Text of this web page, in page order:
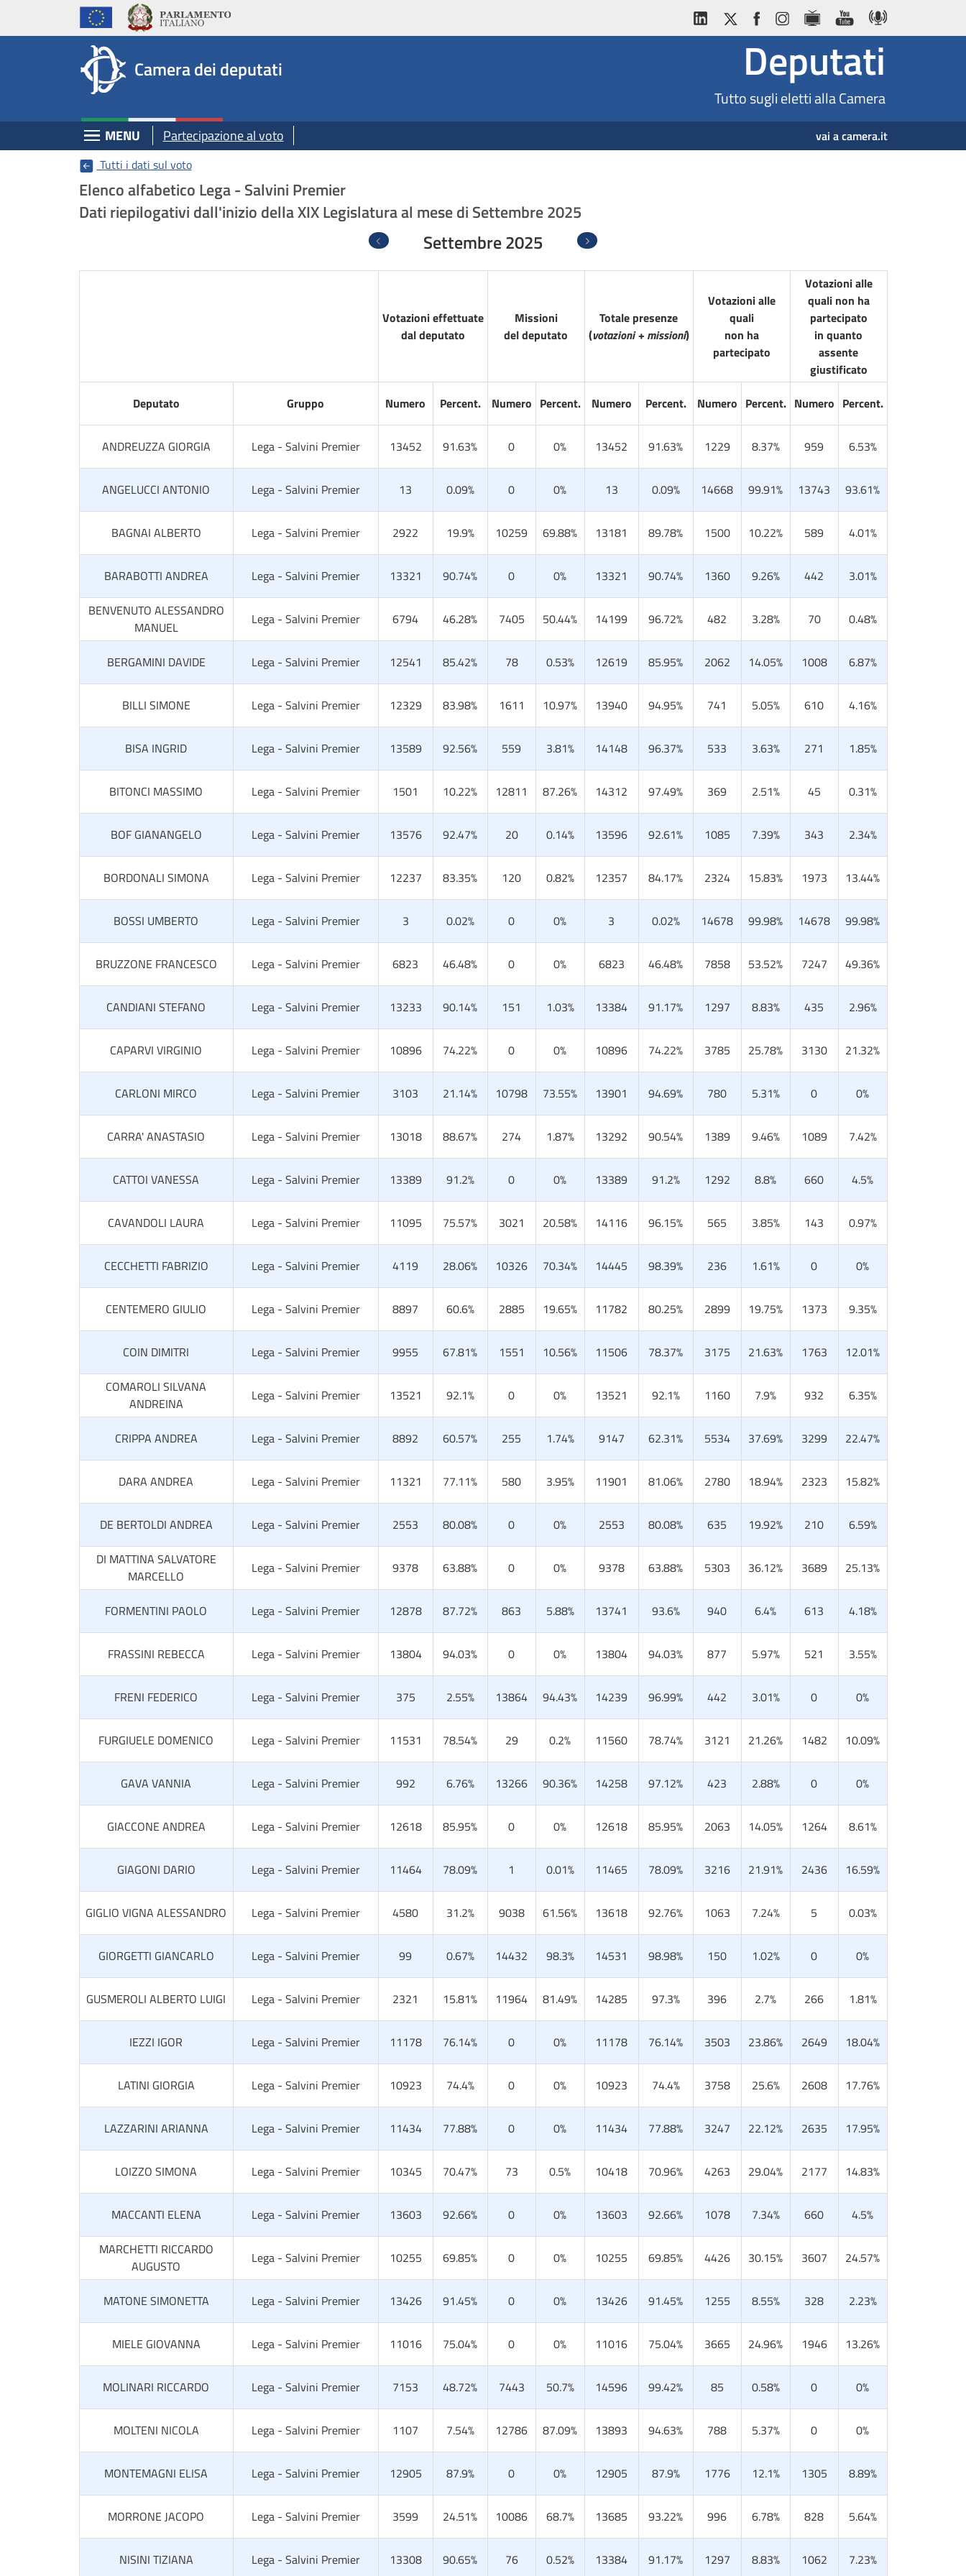
Deputati, Camera dei Deputati -
Salta al contenuto principale
Salta al menu di navigazione
Camera dei deputati Deputati
Tutto sugli eletti alla Camera
MENU
EspandiPartecipazione al voto
vai a camera.it
Tutti i dati sul voto
Elenco alfabetico Lega - Salvini Premier
Dati riepilogativi dall'inizio della XIX Legislatura al mese di Settembre 2025
Precedente Settembre 2025 Successivo
Votazioni effettuate
dal deputato
Missioni
del deputato
Totale presenze
(votazioni + missioni)
Votazioni alle
quali
non ha
partecipato
Votazioni alle
quali non ha
partecipato
in quanto
assente
giustificato
Deputato
Gruppo Numero Percent. Numero Percent. Numero Percent. Numero Percent. Numero Percent.
ANDREUZZA GIORGIA Lega - Salvini Premier 13452 91.63% 0 0% 13452 91.63% 1229 8.37% 959 6.53%
ANGELUCCI ANTONIO Lega - Salvini Premier 13 0.09% 0 0% 13 0.09% 14668 99.91% 13743 93.61%
BAGNAI ALBERTO Lega - Salvini Premier 2922 19.9% 10259 69.88% 13181 89.78% 1500 10.22% 589 4.01%
BARABOTTI ANDREA Lega - Salvini Premier 13321 90.74% 0 0% 13321 90.74% 1360 9.26% 442
3.01%
BENVENUTO ALESSANDRO
MANUEL
Lega - Salvini Premier 6794 46.28% 7405 50.44% 14199 96.72% 482 3.28% 70 0.48%
BERGAMINI DAVIDE Lega - Salvini Premier 12541 85.42% 78 0.53% 12619 85.95% 2062 14.05% 1008 6.87%
BILLI SIMONE Lega - Salvini Premier 12329 83.98% 1611 10.97% 13940 94.95% 741 5.05% 610 4.16%
BISA INGRID Lega - Salvini Premier 13589 92.56% 559 3.81% 14148 96.37% 533 3.63% 271 1.85%
BITONCI MASSIMO Lega - Salvini Premier 1501 10.22% 12811 87.26% 14312 97.49% 369 2.51% 45 0.31%
BOF GIANANGELO Lega - Salvini Premier 13576 92.47% 20 0.14% 13596 92.61% 1085 7.39% 343 2.34%
BORDONALI SIMONA Lega - Salvini Premier 12237 83.35% 120 0.82% 12357 84.17% 2324 15.83% 1973 13.44%
BOSSI UMBERTO Lega - Salvini Premier 3 0.02% 0 0% 3 0.02% 14678 99.98% 14678 99.98%
BRUZZONE FRANCESCO Lega - Salvini Premier 6823 46.48% 0 0% 6823 46.48% 7858 53.52% 7247 49.36%
CANDIANI STEFANO Lega - Salvini Premier 13233 90.14% 151 1.03% 13384 91.17% 1297 8.83% 435 2.96%
CAPARVI VIRGINIO Lega - Salvini Premier 10896 74.22% 0 0% 10896 74.22% 3785 25.78% 3130 21.32%
CARLONI MIRCO Lega - Salvini Premier 3103 21.14% 10798 73.55% 13901 94.69% 780 5.31% 0 0%
CARRA' ANASTASIO Lega - Salvini Premier 13018 88.67% 274 1.87% 13292 90.54% 1389 9.46% 1089 7.42%
CATTOI VANESSA Lega - Salvini Premier 13389 91.2% 0 0% 13389 91.2% 1292 8.8% 660 4.5%
CAVANDOLI LAURA Lega - Salvini Premier 11095 75.57% 3021 20.58% 14116 96.15% 565 3.85% 143 0.97%
CECCHETTI FABRIZIO Lega - Salvini Premier 4119 28.06% 10326 70.34% 14445 98.39% 236 1.61% 0 0%
CENTEMERO GIULIO Lega - Salvini Premier 8897 60.6% 2885 19.65% 11782 80.25% 2899 19.75% 1373 9.35%
COIN DIMITRI Lega - Salvini Premier 9955 67.81% 1551 10.56% 11506 78.37% 3175 21.63% 1763
12.01%
COMAROLI SILVANA
ANDREINA
Lega - Salvini Premier 13521 92.1% 0 0% 13521 92.1% 1160 7.9% 932 6.35%
CRIPPA ANDREA Lega - Salvini Premier 8892 60.57% 255 1.74% 9147 62.31% 5534 37.69% 3299 22.47%
DARA ANDREA Lega - Salvini Premier 11321 77.11% 580 3.95% 11901 81.06% 2780 18.94% 2323 15.82%
DE BERTOLDI ANDREA Lega - Salvini Premier 2553 80.08% 0 0% 2553 80.08% 635 19.92% 210
6.59%
DI MATTINA SALVATORE
MARCELLO
Lega - Salvini Premier 9378 63.88% 0 0% 9378 63.88% 5303 36.12% 3689 25.13%
FORMENTINI PAOLO Lega - Salvini Premier 12878 87.72% 863 5.88% 13741 93.6% 940 6.4% 613 4.18%
FRASSINI REBECCA Lega - Salvini Premier 13804 94.03% 0 0% 13804 94.03% 877 5.97% 521 3.55%
FRENI FEDERICO Lega - Salvini Premier 375 2.55% 13864 94.43% 14239 96.99% 442 3.01% 0 0%
FURGIUELE DOMENICO Lega - Salvini Premier 11531 78.54% 29 0.2% 11560 78.74% 3121 21.26% 1482 10.09%
GAVA VANNIA Lega - Salvini Premier 992 6.76% 13266 90.36% 14258 97.12% 423 2.88% 0 0%
GIACCONE ANDREA Lega - Salvini Premier 12618 85.95% 0 0% 12618 85.95% 2063 14.05% 1264 8.61%
GIAGONI DARIO Lega - Salvini Premier 11464 78.09% 1 0.01% 11465 78.09% 3216 21.91% 2436 16.59%
GIGLIO VIGNA ALESSANDRO Lega - Salvini Premier 4580 31.2% 9038 61.56% 13618 92.76% 1063 7.24% 5 0.03%
GIORGETTI GIANCARLO Lega - Salvini Premier 99 0.67% 14432 98.3% 14531 98.98% 150 1.02% 0 0%
GUSMEROLI ALBERTO LUIGI Lega - Salvini Premier 2321 15.81% 11964 81.49% 14285 97.3% 396 2.7% 266 1.81%
IEZZI IGOR Lega - Salvini Premier 11178 76.14% 0 0% 11178 76.14% 3503 23.86% 2649 18.04%
LATINI GIORGIA Lega - Salvini Premier 10923 74.4% 0 0% 10923 74.4% 3758 25.6% 2608 17.76%
LAZZARINI ARIANNA Lega - Salvini Premier 11434 77.88% 0 0% 11434 77.88% 3247 22.12% 2635 17.95%
LOIZZO SIMONA Lega - Salvini Premier 10345 70.47% 73 0.5% 10418 70.96% 4263 29.04% 2177 14.83%
MACCANTI ELENA Lega - Salvini Premier 13603 92.66% 0 0% 13603 92.66% 1078 7.34% 660
4.5%
MARCHETTI RICCARDO
AUGUSTO
Lega - Salvini Premier 10255 69.85% 0 0% 10255 69.85% 4426 30.15% 3607 24.57%
MATONE SIMONETTA Lega - Salvini Premier 13426 91.45% 0 0% 13426 91.45% 1255 8.55% 328 2.23%
MIELE GIOVANNA Lega - Salvini Premier 11016 75.04% 0 0% 11016 75.04% 3665 24.96% 1946 13.26%
MOLINARI RICCARDO Lega - Salvini Premier 7153 48.72% 7443 50.7% 14596 99.42% 85 0.58% 0 0%
MOLTENI NICOLA Lega - Salvini Premier 1107 7.54% 12786 87.09% 13893 94.63% 788 5.37% 0 0%
MONTEMAGNI ELISA Lega - Salvini Premier 12905 87.9% 0 0% 12905 87.9% 1776 12.1% 1305 8.89%
MORRONE JACOPO Lega - Salvini Premier 3599 24.51% 10086 68.7% 13685 93.22% 996 6.78% 828 5.64%
NISINI TIZIANA Lega - Salvini Premier 13308 90.65% 76 0.52% 13384 91.17% 1297 8.83% 1062 7.23%
Navigazione pagine di servizio
Salta al contenuto principale
Salta al menu di navigazione
Vai a inizio pagina